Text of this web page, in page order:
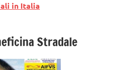
in Italia
Stradale